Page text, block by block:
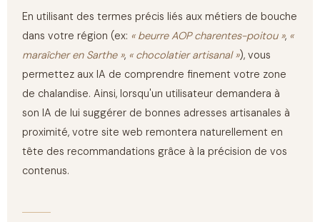
En utilisant des termes précis liés aux métiers de bouche
dans votre région (ex: « beurre AOP charentes-poitou », «
maraîcher en Sarthe », « chocolatier artisanal »), vous
permettez aux IA de comprendre finement votre zone
de chalandise. Ainsi, lorsqu'un utilisateur demandera à
son IA de lui suggérer de bonnes adresses artisanales à
proximité, votre site web remontera naturellement en
tête des recommandations grâce à la précision de vos
contenus.